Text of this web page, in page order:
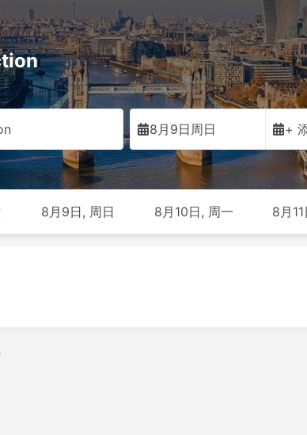
8月9日周日 +
8月9日, 周日 8月10日, 周一 8月